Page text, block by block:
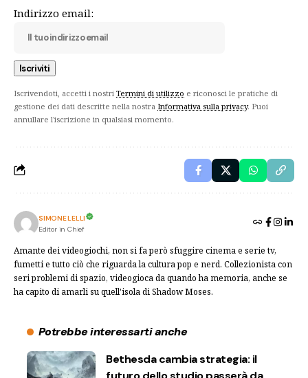
Indirizzo email:
Iscrivendoti, accetti i nostri Termini di utilizzo e riconosci le pratiche di
gestione dei dati descritte nella nostra Informativa sulla privacy. Puoi
annullare l'iscrizione in qualsiasi momento.
SIMONE LELLI
Editor in Chief
Amante dei videogiochi, non si fa però sfuggire cinema e serie tv,
fumetti e tutto ciò che riguarda la cultura pop e nerd. Collezionista con
seri problemi di spazio, videogioca da quando ha memoria, anche se
ha capito di amarli su quell'isola di Shadow Moses.
Potrebbe interessarti anche
Bethesda cambia strategia: il